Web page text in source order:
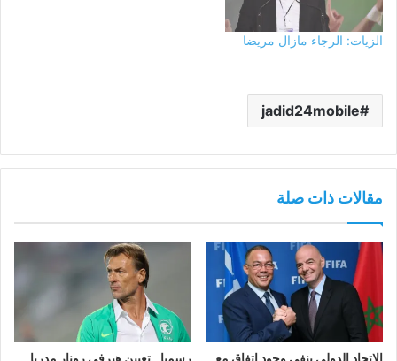
الزيات: الرجاء مازال مريضا
jadid24mobile
مقالات ذات صلة